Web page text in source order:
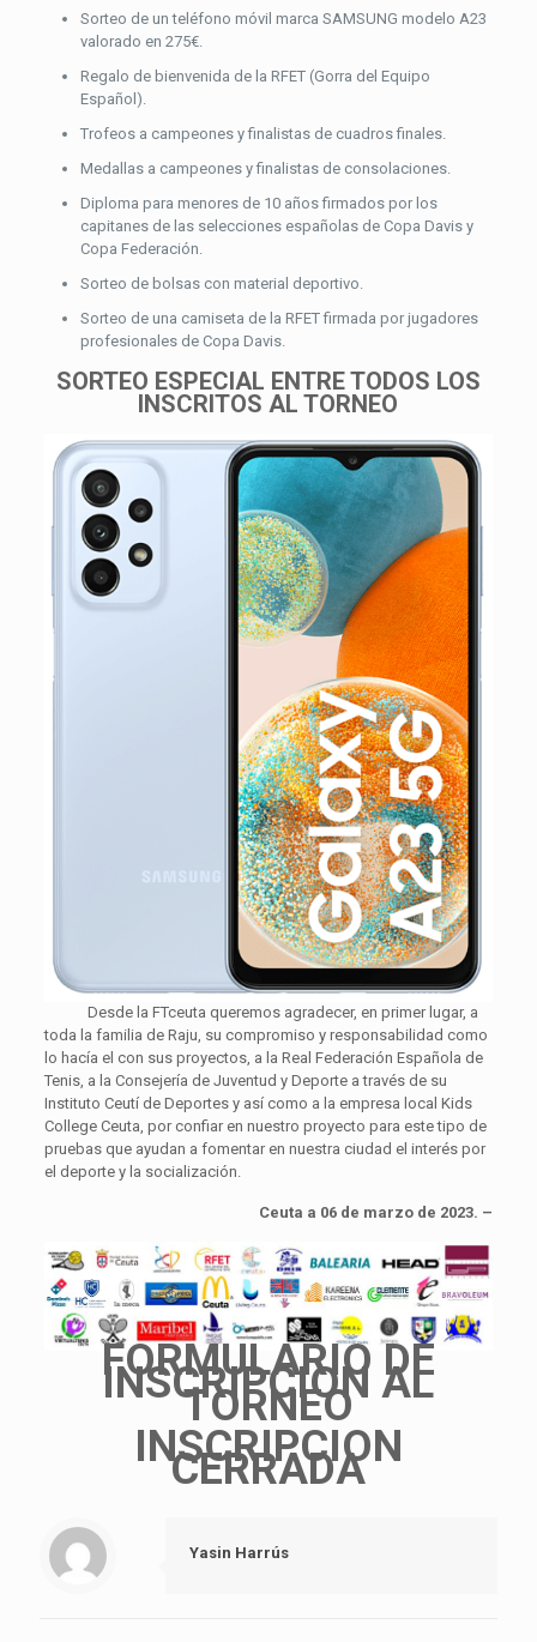
Sorteo de un teléfono móvil marca SAMSUNG modelo A23
valorado en 275€.
Regalo de bienvenida de la RFET (Gorra del Equipo
Español).
Trofeos a campeones y finalistas de cuadros finales.
Medallas a campeones y finalistas de consolaciones.
Diploma para menores de 10 años firmados por los
capitanes de las selecciones españolas de Copa Davis y
Copa Federación.
Sorteo de bolsas con material deportivo.
Sorteo de una camiseta de la RFET firmada por jugadores
profesionales de Copa Davis.
SORTEO ESPECIAL ENTRE TODOS LOS
INSCRITOS AL TORNEO
Desde la FTceuta queremos agradecer, en primer lugar, a
toda la familia de Raju, su compromiso y responsabilidad como
lo hacía el con sus proyectos, a la Real Federación Española de
Tenis, a la Consejería de Juventud y Deporte a través de su
Instituto Ceutí de Deportes y así como a la empresa local Kids
College Ceuta, por confiar en nuestro proyecto para este tipo de
pruebas que ayudan a fomentar en nuestra ciudad el interés por
el deporte y la socialización.
Ceuta a 06 de marzo de 2023. –
FORMULARIO DE
INSCRIPCION AL
TORNEO
INSCRIPCION
CERRADA
Yasin Harrús